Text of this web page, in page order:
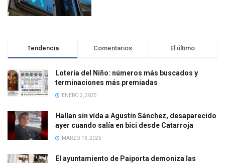
Tendencia Comentarios El último
Lotería del Niño: números más buscados y
terminaciones más premiadas
ENERO 2, 2025
Hallan sin vida a Agustín Sánchez, desaparecido
ayer cuando salía en bici desde Catarroja
MARZO 13, 2025
El ayuntamiento de Paiporta demoniza las